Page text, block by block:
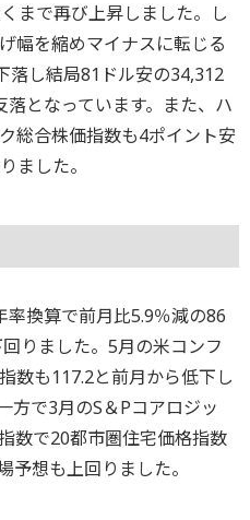
まで再び上昇しました。し
幅を縮めマイナスに転じる
落し結局81ドル安の34,312
となっています。また、ハ
総合株価指数も4ポイント安
ました。
換算で前月比5.9％減の86
りました。5月の米コンフ
数も117.2と前月から低下し
方で3月のS＆Pコアロジッ
数で20都市圏住宅価格指数
予想も上回りました。